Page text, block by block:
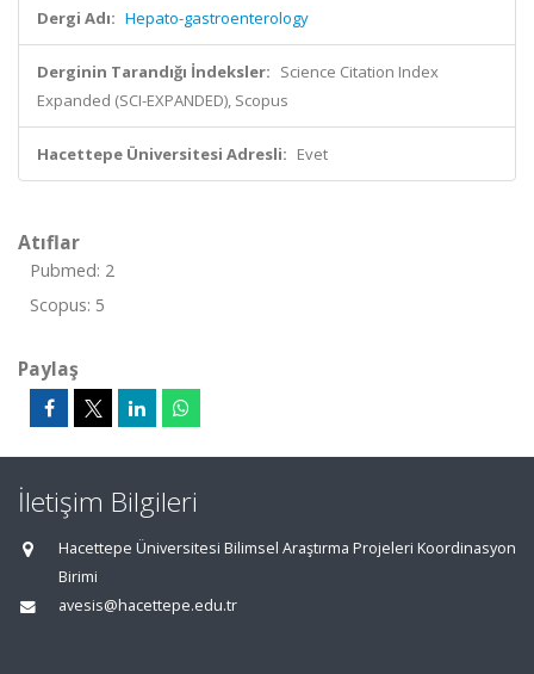
Dergi Adı: Hepato-gastroenterology
Derginin Tarandığı İndeksler: Science Citation Index
Expanded (SCI-EXPANDED), Scopus
Hacettepe Üniversitesi Adresli: Evet
Atıflar
Pubmed: 2
Scopus: 5
Paylaş
İletişim Bilgileri
Hacettepe Üniversitesi Bilimsel Araştırma Projeleri Koordinasyon
Birimi
avesis@hacettepe.edu.tr